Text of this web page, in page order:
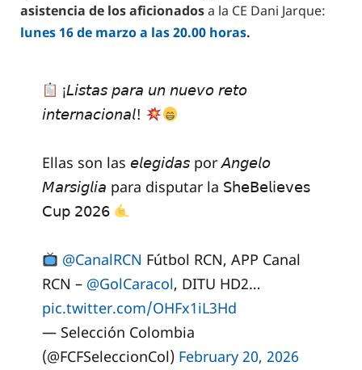
asistencia de los aficionadosa la CE Dani Jarque:
lunes 16 de marzo a las 20.00 horas.
¡𝘓𝘪𝘴𝘵𝘢𝘴 𝘱𝘢𝘳𝘢 𝘶𝘯 𝘯𝘶𝘦𝘷𝘰 𝘳𝘦𝘵𝘰
𝘪𝘯𝘵𝘦𝘳𝘯𝘢𝘤𝘪𝘰𝘯𝘢𝘭!
Ellas son las 𝘦𝘭𝘦𝘨𝘪𝘥𝘢𝘴 por 𝘈𝘯𝘨𝘦𝘭𝘰
𝘔𝘢𝘳𝘴𝘪𝘨𝘭𝘪𝘢 para disputar la 𝖲𝗁𝖾𝖡𝖾𝗅𝗂𝖾𝗏𝖾𝗌
𝖢𝗎𝗉 𝟤𝟢𝟤𝟨
@CanalRCN Fútbol RCN, APP Canal
RCN – @GolCaracol, DITU HD2…
pic.twitter.com/OHFx1iL3Hd
— Selección Colombia
(@FCFSeleccionCol) February 20, 2026